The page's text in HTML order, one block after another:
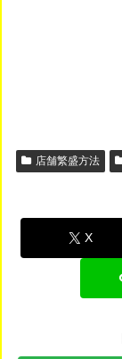
店舗繁盛方法
X